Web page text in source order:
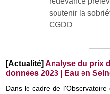
[Actualité] Analyse du prix
données 2023 | Eau en
Dans le cadre de